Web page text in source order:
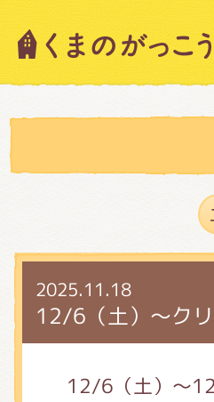
2025.11.18
12/6（土）～ク
12/6（土）～
キャラクター
スタッフブロ
絵本・作家紹
ショップイ